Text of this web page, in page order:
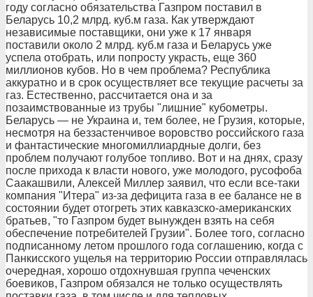
году согласно обязательства Газпром поставил в
Беларусь 10,2 млрд. куб.м газа. Как утверждают
независимые поставщики, они уже к 17 января
поставили около 2 млрд. куб.м газа и Беларусь уже
успела отобрать, или попросту украсть, еще 360
миллионов кубов. Но в чем проблема? Республика
аккуратно и в срок осуществляет все текущие расчеты за
газ. Естественно, рассчитается она и за
позаимствованные из трубы "лишние" кубометры.
Беларусь — не Украина и, тем более, не Грузия, которые,
несмотря на беззастенчивое воровство российского газа
и фантастические многомиллиардные долги, без
проблем получают голубое топливо. Вот и на днях, сразу
после прихода к власти нового, уже молодого, русофоба
Саакашвили, Алексей Миллер заявил, что если все-таки
компания "Итера" из-за дефицита газа в ее балансе не в
состоянии будет отогреть этих кавказско-американских
братьев, "то Газпром будет вынужден взять на себя
обеспечение потребителей Грузии". Более того, согласно
подписанному летом прошлого года соглашению, когда с
Панкисского ущелья на территорию России отправлялась
очередная, хорошо отдохнувшая группа чеченских
боевиков, Газпром обязался не только осуществлять